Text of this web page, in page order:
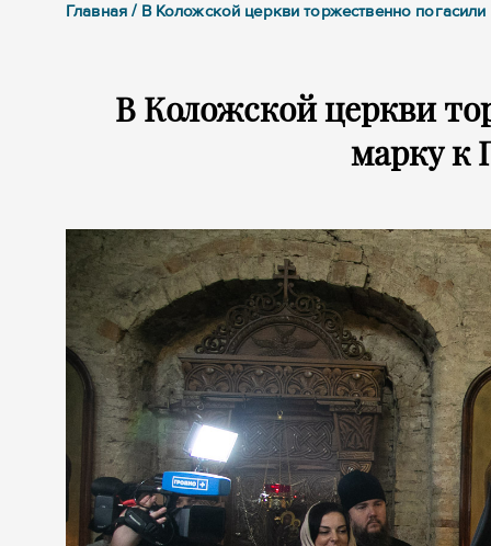
Главная / В Коложской церкви торжественно
В Коложской церкви
марку к